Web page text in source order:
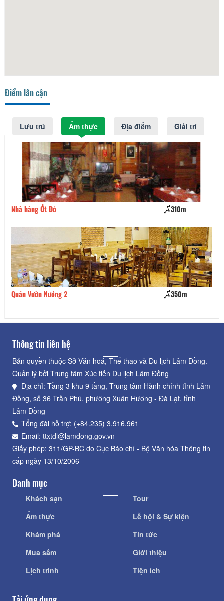
Điểm lân cận
Lưu trú Ẩm thực Địa điểm Giải trí
Nhà hàng Ớt Đỏ 310m
Quán Vườn Nướng 2 350m
Thông tin liên hệ
Bản quyền thuộc Sở Văn hoá, Thể thao và Du lịch Lâm Đồng.
Quản lý bởi Trung tâm Xúc tiến Du lịch Lâm Đồng
Địa chỉ: Tầng 3 khu 9 tầng, Trung tâm Hành chính tỉnh Lâm
Đồng, số 36 Trần Phú, phường Xuân Hương - Đà Lạt, tỉnh
Lâm Đồng
Tổng đài hỗ trợ: (+84.235) 3.916.961
Email: ttxtdl@lamdong.gov.vn
Giấy phép: 311/GP-BC do Cục Báo chí - Bộ Văn hóa Thông tin
cấp ngày 13/10/2006
Danh mục
Khách sạn
Ẩm thực
Khám phá
Mua sắm
Lịch trình
Tour
Lễ hội & Sự kiện
Tin tức
Giới thiệu
Tiện ích